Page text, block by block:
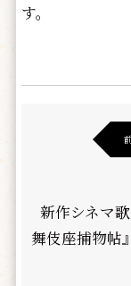
す。
新作シネマ
舞伎座捕物帖